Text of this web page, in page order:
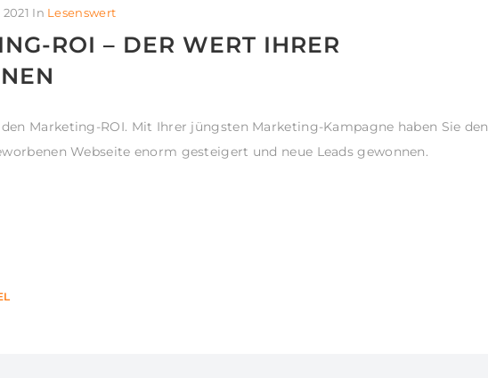
In Lesenswert
ROI – DER WERT IHRER
Marketing-ROI. Mit Ihrer jüngsten Marketing-Kampagne haben Sie den
Webseite enorm gesteigert und neue Leads gewonnen.